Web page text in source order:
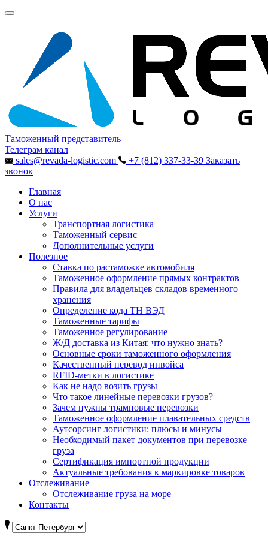
Таможенный представитель
Телеграм канал
sales@revada-logistic.com
+7 (812) 337-33-39 Заказать
звонок
Главная
О нас
Услуги
Транспортная логистика
Таможенный сервис
Дополнительные услуги
Полезное
Ставка по растаможке автомобиля
Таможенное оформление прямых контрактов
Правила для владельцев складов временного
хранения
Определение кода ТН ВЭД
Таможенные тарифы
Таможенное регулирование
Ж/Д доставка из Китая: что нужно знать?
Основные сроки таможенного оформления
Качественный перевод инвойса
RFID-метки в логистике
Как не надо возить грузы
Что такое линейные перевозки грузов?
Зачем нужны трамповые перевозки
Таможенное оформление плавательных средств
Аутсорсинг логистики: плюсы и минусы
Необходимый пакет документов при перевозке
груза
Cертификация импортной продукции
Актуальные требования к маркировке товаров
Отслеживание
Отслеживание груза на море
Контакты